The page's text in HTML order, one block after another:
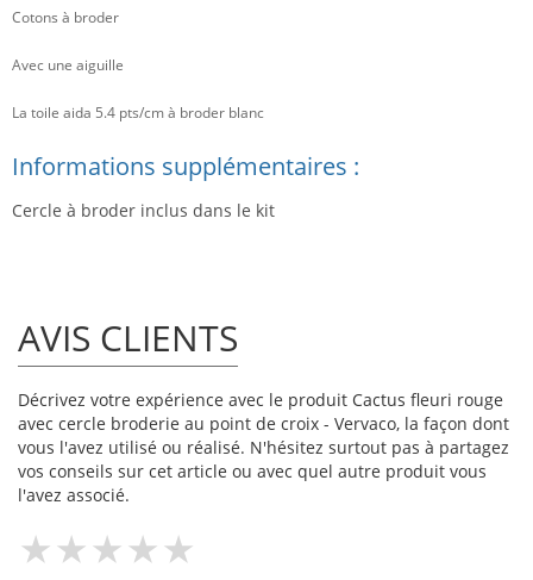
Cotons à broder
Avec une aiguille
La toile aida 5.4 pts/cm à broder blanc
Informations supplémentaires :
Cercle à broder inclus dans le kit
AVIS CLIENTS
Décrivez votre expérience avec le produit Cactus fleuri rouge
avec cercle broderie au point de croix - Vervaco, la façon dont
vous l'avez utilisé ou réalisé. N'hésitez surtout pas à partagez
vos conseils sur cet article ou avec quel autre produit vous
l'avez associé.